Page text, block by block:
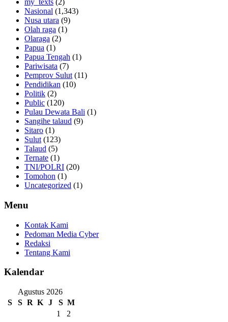
my_texts (2)
Nasional (1,343)
Nusa utara (9)
Olah raga (1)
Olaraga (2)
Papua (1)
Papua Tengah (1)
Pariwisata (7)
Pemprov Sulut (11)
Pendidikan (10)
Politik (2)
Public (120)
Pulau Dewata Bali (1)
Sangihe talaud (9)
Sitaro (1)
Sulut (123)
Talaud (5)
Ternate (1)
TNI/POLRI (20)
Tomohon (1)
Uncategorized (1)
Menu
Kontak Kami
Pedoman Media Cyber
Redaksi
Tentang Kami
Kalendar
Agustus 2026
S
S R K J S M
1
2